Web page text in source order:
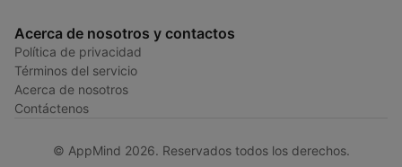
Acerca de nosotros y contactos
Política de privacidad
Términos del servicio
Acerca de nosotros
Contáctenos
© AppMind 2026. Reservados todos los derechos.